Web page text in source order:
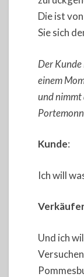
Die ist
Sie sich
Der
einem
und nimmt
Kunde:
Ich will
Und ich